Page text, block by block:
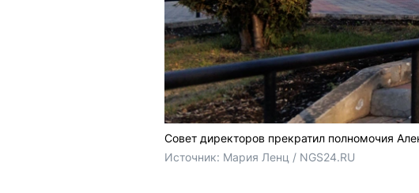
Совет директоров прекратил полномочия
Источник: Мария Ленц / NGS24.RU